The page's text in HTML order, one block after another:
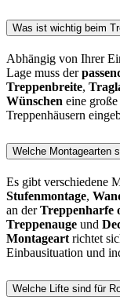
Was ist wichtig beim
Abhängig von Ihrer
Lage muss der
Treppenbreite,
Wünschen eine
Treppenhäusern
Welche Montagearten
Es gibt verschiedene
Stufenmontage,
an derTreppenharfe
Treppenauge und
Montageart richtet
Einbausituation und
Welche Lifte sind für